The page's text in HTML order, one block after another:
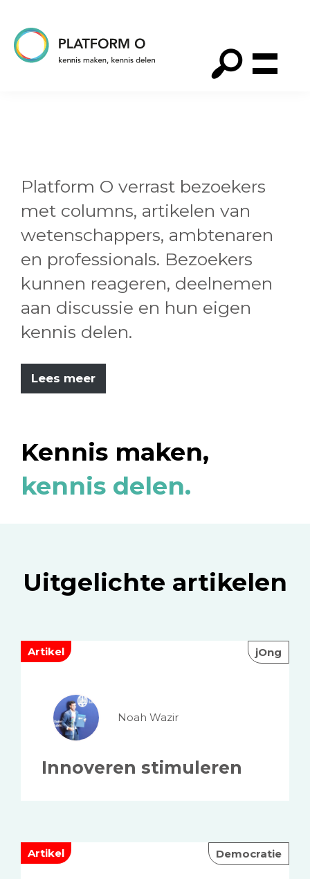
naar
de
hoofdnavigatie
naar
de
hoofd
naar
de
voettekst
Platform O verrast bezoekers
met columns, artikelen van
wetenschappers, ambtenaren
en professionals. Bezoekers
kunnen reageren, deelnemen
aan discussie en hun eigen
kennis delen.
Lees meer
Kennis maken,
kennis delen.
Uitgelichte artikelen
Artikel jOng
Noah Wazir
Innoveren stimuleren
Artikel Democratie